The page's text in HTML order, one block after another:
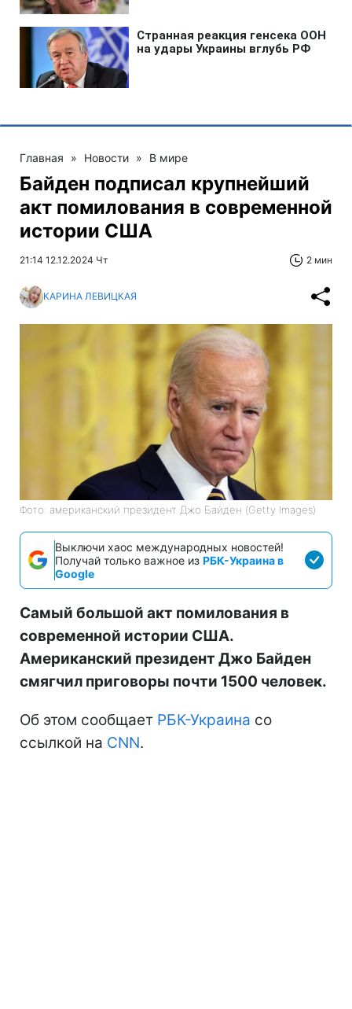
Главная » Новости » В мире
Байден подписал крупнейший
акт помилования в современной
истории США
21:14 12.12.2024 Чт 2 мин
КАРИНА ЛЕВИЦКАЯ
Фото: американский президент Джо Байден (Getty Images)
Выключи хаос международных новостей!
Получай только важное из РБК-Украина в
Google
Самый большой акт помилования в
современной истории США.
Американский президент Джо Байден
смягчил приговоры почти 1500 человек.
Об этом сообщает РБК-Украина со
ссылкой на CNN.